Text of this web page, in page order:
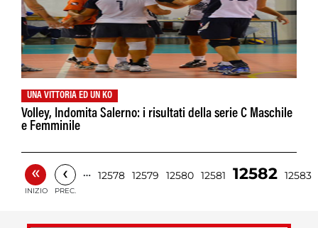
UNA VITTORIA ED UN KO
Volley, Indomita Salerno: i risultati della serie C Maschile
e Femminile
«
INIZIO
‹
PREC.
… 12578 12579 12580 12581 12582 12583